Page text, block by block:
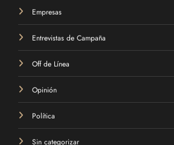
Empresas
Entrevistas de Campaña
Off de Línea
Opinión
Política
Sin categorizar